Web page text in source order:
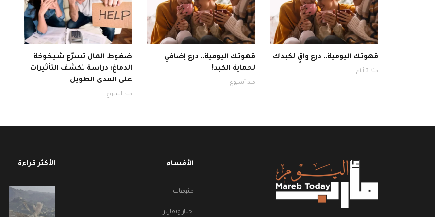
قهوتك اليومية.. درع واقٍ لكبدك
منذ 3 أيام
قهوتك اليومية.. درع إضافي
لحماية الكبد!
منذ أسبوع
ضغوط المال تسرّع شيخوخة
الدماغ: دراسة تكشف التأثيرات
على المدى الطويل
منذ أسبوع
الأقسام
منوعات
اخبار وتقارير
الأكثر قراءة